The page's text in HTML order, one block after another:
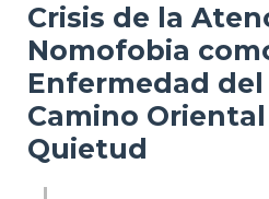
Crisis de la
Nomofobia
Enfermedad del
Camino
Quietud